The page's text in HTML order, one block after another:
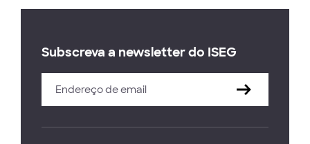
Subscreva a newsletter do ISEG